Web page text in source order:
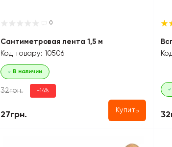
0
Сантиметровая лента 1,5 м
Код товару: 10506
В наличии
32грн. -14%
27грн.
Купить